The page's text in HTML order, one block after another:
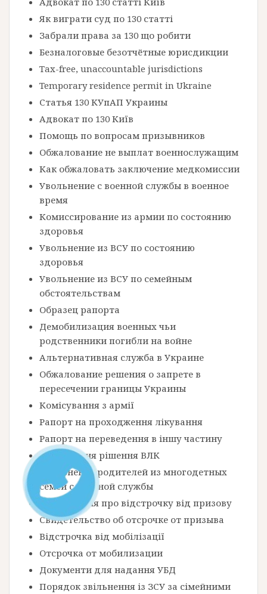
Як виграти суд по 130 статті
Забрали права за 130 що робити
Безналоговые безотчётные юрисдикции
Tax-free, unaccountable jurisdictions
Temporary residence permit in Ukraine
Статья 130 КУпАП Украины
Адвокат по 130 Київ
Помощь по вопросам призывников
Обжалование не выплат военнослужащим
Как обжаловать заключение медкомиссии
Увольнение с военной службы в военное
время
Комиссирование из армии по состоянию
здоровья
Увольнение из ВСУ по состоянию
здоровья
Увольнение из ВСУ по семейным
обстоятельствам
Образец рапорта
Демобилизация военных чьи
родственники погибли на войне
Альтернативная служба в Украине
Обжалование решения о запрете в
пересечении границы Украины
Комісування з армії
Рапорт на проходження лікування
Рапорт на переведення в іншу частину
Оскарження рішення ВЛК
Увольнение родителей из многодетных
семей с военной службы
Посвідчення про відстрочку від призову
Свидетельство об отсрочке от призыва
Відстрочка від мобілізації
Отсрочка от мобилизации
Документи для надання УБД
Порядок звільнення із ЗСУ за сімейними